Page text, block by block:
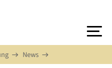
News